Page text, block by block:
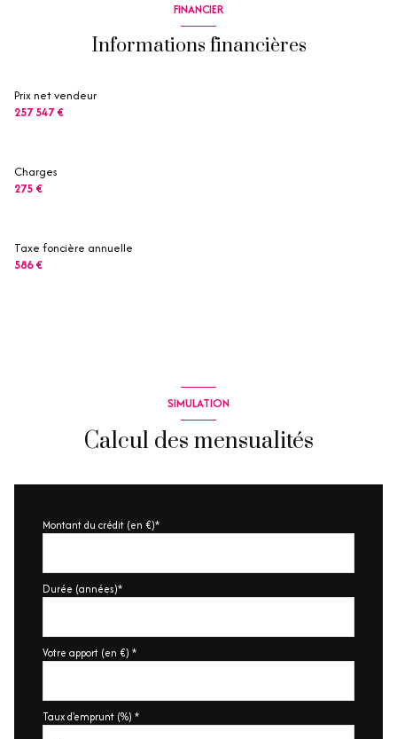
FINANCIER
Informations financières
Prix net vendeur
257 547 €
Charges
275 €
Taxe foncière annuelle
586 €
SIMULATION
Calcul des mensualités
Montant du crédit (en €)*
Durée (années)*
Votre apport (en €) *
Taux d'emprunt (%) *